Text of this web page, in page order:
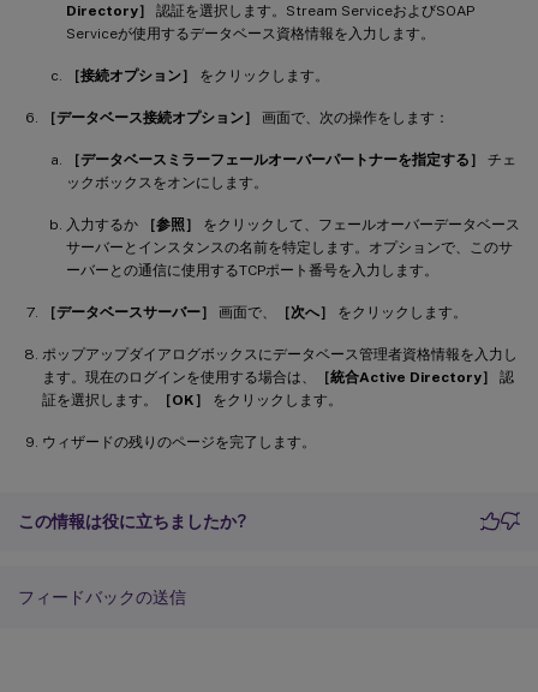
Directory］
認証を選択します。Stream ServiceおよびSOAP
Serviceが使用するデータベース資格情報を入力します。
［接続オプション］ をクリックします。
［データベース接続オプション］ 画面で、次の操作をします：
［データベースミラーフェールオーバーパートナーを指定する］
チェ
ックボックスをオンにします。
入力するか ［参照］
をクリックして、フェールオーバーデータベース
サーバーとインスタンスの名前を特定します。オプションで、このサ
ーバーとの通信に使用するTCPポート番号を入力します。
［データベースサーバー］ 画面で、 ［次へ］ をクリックします。
ポップアップダイアログボックスにデータベース管理者資格情報を入力し
ます。現在のログインを使用する場合は、
［統合Active Directory］
認
証を選択します。
［OK］ をクリックします。
ウィザードの残りのページを完了します。
この情報は役に立ちましたか?
フィードバックの送信